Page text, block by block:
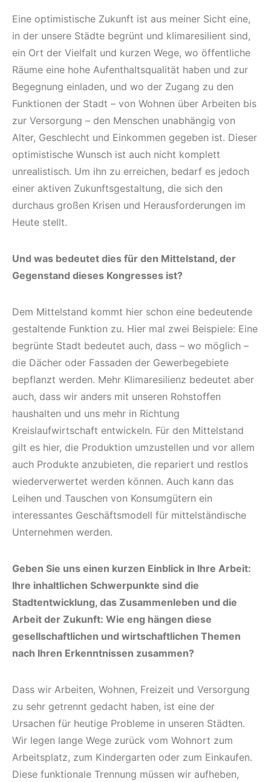
Eine optimistische Zukunft ist aus meiner Sicht eine,
in der unsere Städte begrünt und klimaresilient sind,
ein Ort der Vielfalt und kurzen Wege, wo öffentliche
Räume eine hohe Aufenthaltsqualität haben und zur
Begegnung einladen, und wo der Zugang zu den
Funktionen der Stadt – von Wohnen über Arbeiten bis
zur Versorgung – den Menschen unabhängig von
Alter, Geschlecht und Einkommen gegeben ist. Dieser
optimistische Wunsch ist auch nicht komplett
unrealistisch. Um ihn zu erreichen, bedarf es jedoch
einer aktiven Zukunftsgestaltung, die sich den
durchaus großen Krisen und Herausforderungen im
Heute stellt.
Und was bedeutet dies für den Mittelstand, der
Gegenstand dieses Kongresses ist?
Dem Mittelstand kommt hier schon eine bedeutende
gestaltende Funktion zu. Hier mal zwei Beispiele: Eine
begrünte Stadt bedeutet auch, dass – wo möglich –
die Dächer oder Fassaden der Gewerbegebiete
bepflanzt werden. Mehr Klimaresilienz bedeutet aber
auch, dass wir anders mit unseren Rohstoffen
haushalten und uns mehr in Richtung
Kreislaufwirtschaft entwickeln. Für den Mittelstand
gilt es hier, die Produktion umzustellen und vor allem
auch Produkte anzubieten, die repariert und restlos
wiederverwertet werden können. Auch kann das
Leihen und Tauschen von Konsumgütern ein
interessantes Geschäftsmodell für mittelständische
Unternehmen werden.
Geben Sie uns einen kurzen Einblick in Ihre Arbeit:
Ihre inhaltlichen Schwerpunkte sind die
Stadtentwicklung, das Zusammenleben und die
Arbeit der Zukunft: Wie eng hängen diese
gesellschaftlichen und wirtschaftlichen Themen
nach Ihren Erkenntnissen zusammen?
Dass wir Arbeiten, Wohnen, Freizeit und Versorgung
zu sehr getrennt gedacht haben, ist eine der
Ursachen für heutige Probleme in unseren Städten.
Wir legen lange Wege zurück vom Wohnort zum
Arbeitsplatz, zum Kindergarten oder zum Einkaufen.
Diese funktionale Trennung müssen wir aufheben,